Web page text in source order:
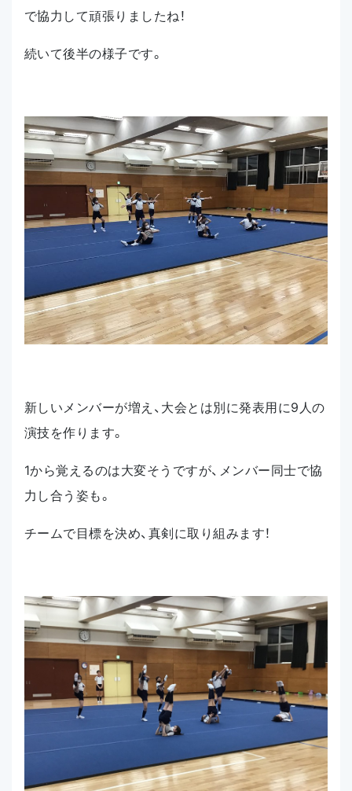
で協力して頑張りましたね！
続いて後半の様子です。
新しいメンバーが増え、大会とは別に発表用に9人の
演技を作ります。
1から覚えるのは大変そうですが、メンバー同士で協
力し合う姿も。
チームで目標を決め、真剣に取り組みます！